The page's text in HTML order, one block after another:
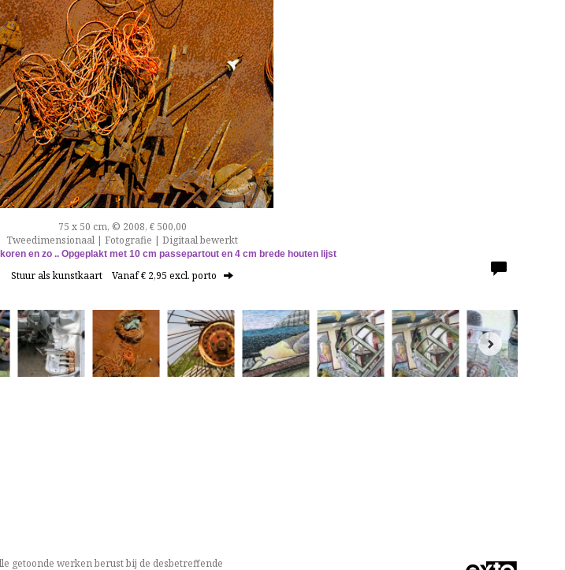
75 x 50 cm, © 2008, € 500,00
Tweedimensionaal | Fotografie | Digitaal bewerkt
en zo .. Opgeplakt met 10 cm passepartout en 4 cm brede houten lijst
Stuur als kunstkaart Vanaf € 2,95 excl. porto
getoonde werken berust bij de desbetreffende